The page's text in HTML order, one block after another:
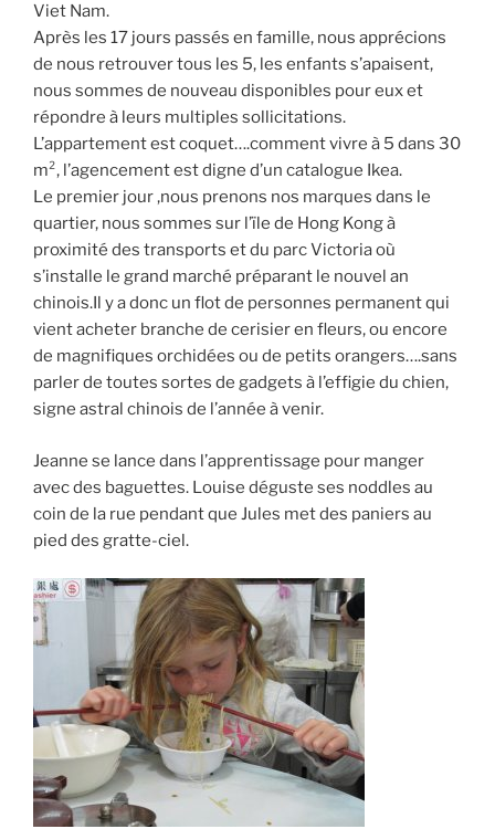
Viet Nam.
Après les 17 jours passés en famille, nous apprécions
de nous retrouver tous les 5, les enfants s’apaisent,
nous sommes de nouveau disponibles pour eux et
répondre à leurs multiples sollicitations.
L’appartement est coquet….comment vivre à 5 dans 30
m², l’agencement est digne d’un catalogue Ikea.
Le premier jour ,nous prenons nos marques dans le
quartier, nous sommes sur l’ïle de Hong Kong à
proximité des transports et du parc Victoria où
s’installe le grand marché préparant le nouvel an
chinois.Il y a donc un flot de personnes permanent qui
vient acheter branche de cerisier en fleurs, ou encore
de magnifiques orchidées ou de petits orangers….sans
parler de toutes sortes de gadgets à l’effigie du chien,
signe astral chinois de l’année à venir.
Jeanne se lance dans l’apprentissage pour manger
avec des baguettes. Louise déguste ses noddles au
coin de la rue pendant que Jules met des paniers au
pied des gratte-ciel.